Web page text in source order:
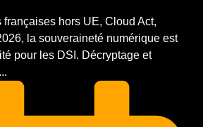
françaises hors UE, Cloud Act,
la souveraineté numérique est
pour les DSI. Décryptage et